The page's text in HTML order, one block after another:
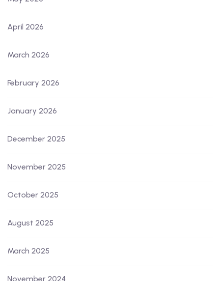
April 2026
March 2026
February 2026
January 2026
December 2025
November 2025
October 2025
August 2025
March 2025
November 2024